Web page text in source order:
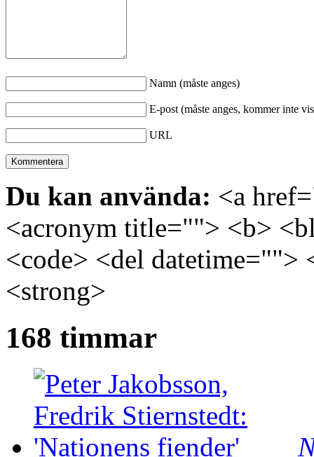
Namn (måste anges)
E-post (måste anges, kommer inte
URL
Du kan använda: <a
<acronym title=""> <b>
<code> <del
<strong>
168 timmar